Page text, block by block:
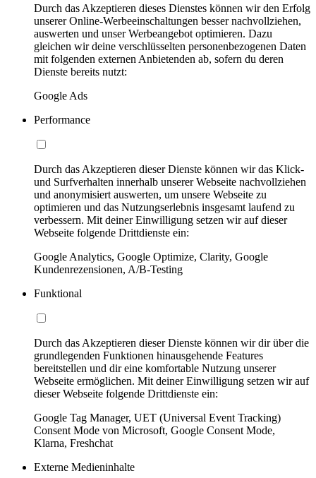
Durch das Akzeptieren dieses Dienstes können wir den Erfolg
unserer Online-Werbeeinschaltungen besser nachvollziehen,
auswerten und unser Werbeangebot optimieren. Dazu
gleichen wir deine verschlüsselten personenbezogenen Daten
mit folgenden externen Anbietenden ab, sofern du deren
Dienste bereits nutzt:
Google Ads
Performance
Durch das Akzeptieren dieser Dienste können wir das Klick-
und Surfverhalten innerhalb unserer Webseite nachvollziehen
und anonymisiert auswerten, um unsere Webseite zu
optimieren und das Nutzungserlebnis insgesamt laufend zu
verbessern. Mit deiner Einwilligung setzen wir auf dieser
Webseite folgende Drittdienste ein:
Google Analytics, Google Optimize, Clarity, Google
Kundenrezensionen, A/B-Testing
Funktional
Durch das Akzeptieren dieser Dienste können wir dir über die
grundlegenden Funktionen hinausgehende Features
bereitstellen und dir eine komfortable Nutzung unserer
Webseite ermöglichen. Mit deiner Einwilligung setzen wir auf
dieser Webseite folgende Drittdienste ein:
Google Tag Manager, UET (Universal Event Tracking)
Consent Mode von Microsoft, Google Consent Mode,
Klarna, Freshchat
Externe Medieninhalte